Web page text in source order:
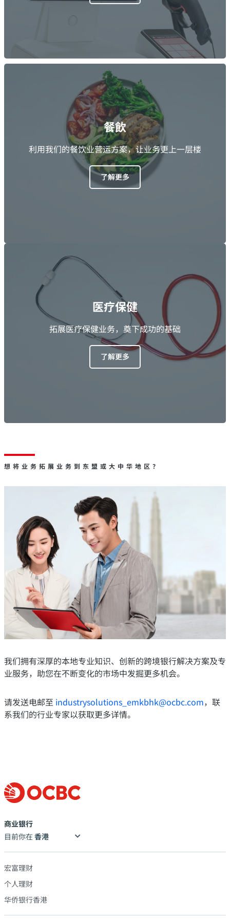
餐飲
利用我们的餐饮业营运方案，让业务更上一层楼
了解更多
医疗保健
拓展医疗保健业务，奠下成功的基础
了解更多
想将业务拓展业务到东盟或大中华地区？
我们拥有深厚的本地专业知识、创新的跨境银行解决方案及专
业服务，助您在不断变化的市场中发掘更多机会。
请发送电邮至 industrysolutions_emkbhk@ocbc.com，联
系我们的行业专家以获取更多详情。
商业银行
目前你在
宏富理财
个人理财
华侨银行香港